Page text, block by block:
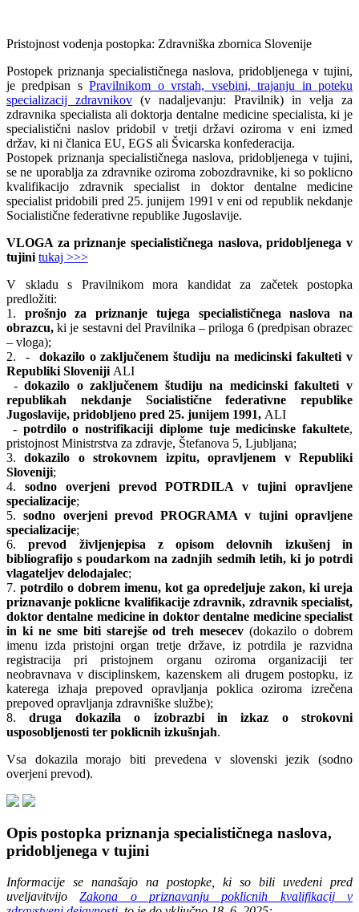
Pristojnost vodenja postopka: Zdravniška zbornica Slovenije
Postopek priznanja specialističnega naslova, pridobljenega v tujini,
je predpisan sPravilnikom o vrstah, vsebini, trajanju in poteku
specializacij zdravnikov (v nadaljevanju: Pravilnik) in velja za
zdravnika specialista ali doktorja dentalne medicine specialista, ki je
specialistični naslov pridobil v tretji državi oziroma v eni izmed
držav, ki ni članica EU, EGS ali Švicarska konfederacija.
Postopek priznanja specialističnega naslova, pridobljenega v tujini,
se ne uporablja za zdravnike oziroma zobozdravnike, ki so poklicno
kvalifikacijo zdravnik specialist in doktor dentalne medicine
specialist pridobili pred 25. junijem 1991 v eni od republik nekdanje
Socialistične federativne republike Jugoslavije.
VLOGA za priznanje specialističnega naslova, pridobljenega v
tujini tukaj >>>
V skladu s Pravilnikom mora kandidat za začetek postopka
predložiti:
1. prošnjo za priznanje tujega specialističnega naslova na
obrazcu, ki je sestavni del Pravilnika – priloga 6 (predpisan obrazec
– vloga);
2. - dokazilo o zaključenem študiju na medicinski fakulteti v
Republiki Sloveniji ALI
-dokazilo o zaključenem študiju na medicinski fakulteti v
republikah nekdanje Socialistične federativne republike
Jugoslavije, pridobljeno pred 25. junijem 1991, ALI
- potrdilo o nostrifikaciji diplome tuje medicinske fakultete,
pristojnost Ministrstva za zdravje, Štefanova 5, Ljubljana;
3.dokazilo o strokovnem izpitu, opravljenem v Republiki
Sloveniji;
4. sodno overjeni prevod POTRDILA v tujini opravljene
specializacije;
5.sodno overjeni prevod PROGRAMA v tujini opravljene
specializacije;
6.prevod življenjepisa z opisom delovnih izkušenj in
bibliografijo s poudarkom na zadnjih sedmih letih, ki jo potrdi
vlagateljev delodajalec;
7. potrdilo o dobrem imenu, kot ga opredeljuje zakon, ki ureja
priznavanje poklicne kvalifikacije zdravnik, zdravnik specialist,
doktor dentalne medicine in doktor dentalne medicine specialist
in ki ne sme biti starejše od treh mesecev(dokazilo o dobrem
imenu izda pristojni organ tretje države, iz potrdila je razvidna
registracija pri pristojnem organu oziroma organizaciji ter
neobravnava v disciplinskem, kazenskem ali drugem postopku, iz
katerega izhaja prepoved opravljanja poklica oziroma izrečena
prepoved opravljanja zdravniške službe);
8.druga dokazila o izobrazbi in izkaz o strokovni
usposobljenosti ter poklicnih izkušnjah.
Vsa dokazila morajo biti prevedena v slovenski jezik (sodno
overjeni prevod).
Opis postopka priznanja specialističnega naslova,
pridobljenega v tujini
Informacije se nanašajo na postopke, ki so bili uvedeni pred
uveljavitvijoZakona o priznavanju poklicnih kvalifikacij v